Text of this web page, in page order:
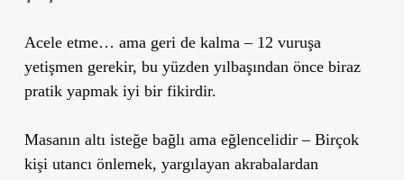
Acele etme… ama geri de kalma – 12 vuruşa
yetişmen gerekir, bu yüzden yılbaşından önce biraz
pratik yapmak iyi bir fikirdir.
Masanın altı isteğe bağlı ama eğlencelidir – Birçok
kişi utancı önlemek, yargılayan akrabalardan